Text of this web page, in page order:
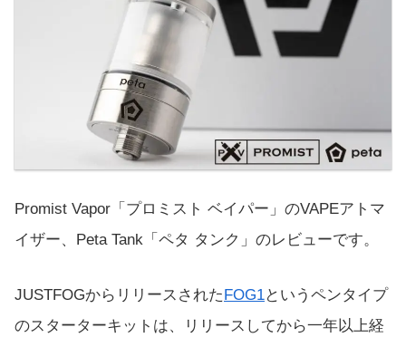
Promist Vapor「プロミスト ベイパー」のVAPEアトマ
イザー、Peta Tank「ペタ タンク」のレビューです。
JUSTFOGからリリースされたFOG1というペンタイプ
のスターターキットは、リリースしてから一年以上経